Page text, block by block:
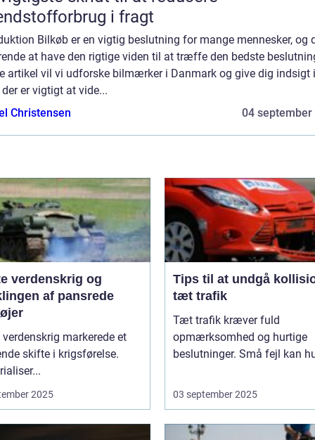
i fragt
Bilkøb er en vigtig beslutning for mange mennesker, og
at have den rigtige viden til at træffe den bedste
artikel vil vi udforske bilmærker i Danmark og give dig indsigt
er vigtigt at vide...
Christensen
04 september
verdenskrig og
af pansrede
verdenskrig markerede et
skifte i krigsførelse.
2025
Tips til at undgå
tæt trafik
Tæt trafik kræver fuld
opmærksomhed og hurtige
beslutninger. Små fejl kan
03 september 2025